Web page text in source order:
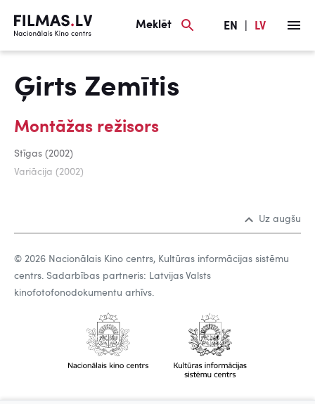
Meklēt EN LV
Ģirts Zemītis
Montāžas režisors
Stīgas (2002)
Variācija (2002)
Uz augšu
© 2026 Nacionālais Kino centrs, Kultūras informācijas sistēmu
centrs. Sadarbības partneris: Latvijas Valsts
kinofotofonodokumentu arhīvs.